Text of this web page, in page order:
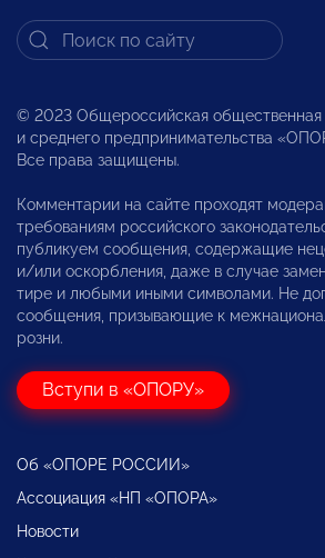
© 2023 Общероссийская общественная
и среднего предпринимательства
Все права защищены.
Комментарии на сайте проходят
требованиям российского
публикуем сообщения, содержащие
и/или оскорбления, даже в случае
тире и любыми иными символами. Не
сообщения, призывающие к
розни.
Вступи в «ОПОРУ»
Об «ОПОРЕ РОССИИ»
Ассоциация «НП «ОПОРА»
Новости